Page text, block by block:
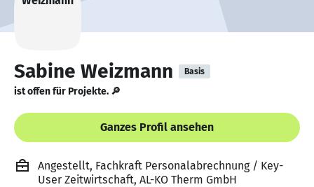
Sabine Weizmann Basis
ist offen für Projekte. 🔎
Ganzes Profil ansehen
Angestellt, Fachkraft Personalabrechnung / Key-
User Zeitwirtschaft, AL-KO Therm GmbH